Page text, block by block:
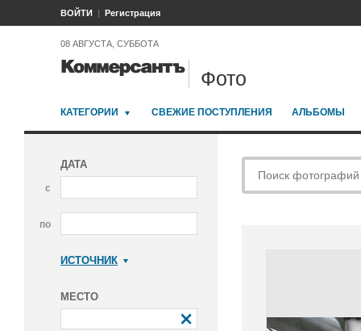
ВОЙТИ Регистрация
08 АВГУСТА, СУББОТА
Фото
КАТЕГОРИИ СВЕЖИЕ ПОСТУПЛЕНИЯ АЛЬБОМЫ
ДАТА
с
по
ИСТОЧНИК
МЕСТО